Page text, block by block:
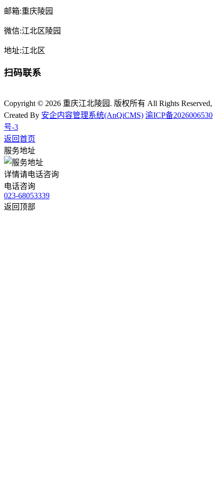
邮箱:重庆陵园
微信:江北区陵园
地址:江北区
扫码联系
Copyright © 2026 重庆江北陵园. 版权所有 All Rights Reserved,
Created By 安企内容管理系统(AnQiCMS) 渝ICP备2026006530
号-3
返回首页
服务地址
详情请电话咨询
电话咨询
023-68053339
返回顶部